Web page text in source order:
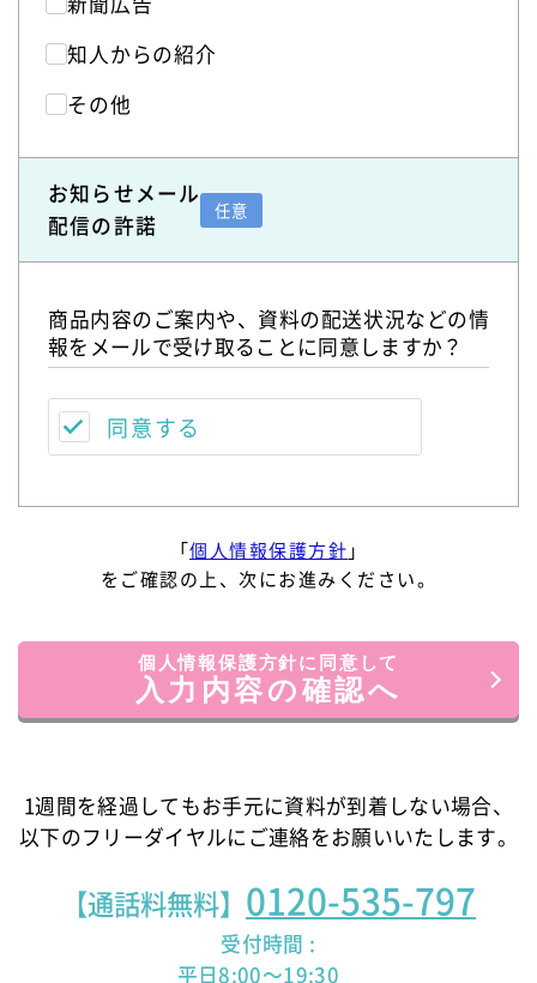
知人からの紹介
その他
お知らせメール
配信の許諾
任意
商品内容のご案内や、資料の配送状況などの情
報をメールで受け取ることに同意しますか？
同意する
「個人情報保護方針 」
をご確認の上、次にお進みください。
個人情報保護方針に同意して
入力内容の確認へ
1週間を経過してもお手元に資料が到着しない場合、
以下のフリーダイヤルにご連絡をお願いいたします。
【通話料無料】 0120-535-797
受付時間 :
平日8:00～19:30